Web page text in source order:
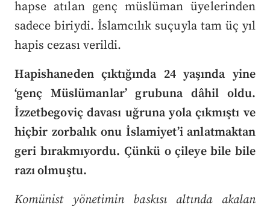
hapse atılan genç müslüman üyelerinden
sadece biriydi. İslamcılık suçuyla tam üç yıl
hapis cezası verildi.
Hapishaneden çıktığında 24 yaşında yine
‘genç Müslümanlar’ grubuna dâhil oldu.
İzzetbegoviç davası uğruna yola çıkmıştı ve
hiçbir zorbalık onu İslamiyet’i anlatmaktan
geri bırakmıyordu. Çünkü o çileye bile bile
razı olmuştu.
Komünist yönetimin baskısı altında akalan